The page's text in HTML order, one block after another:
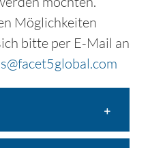
möchten.
Möglichkeiten
bitte per E-Mail an